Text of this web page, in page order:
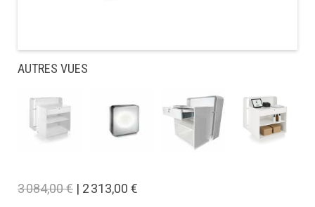
AUTRES VUES
3 084,00 € | 2 313,00 €